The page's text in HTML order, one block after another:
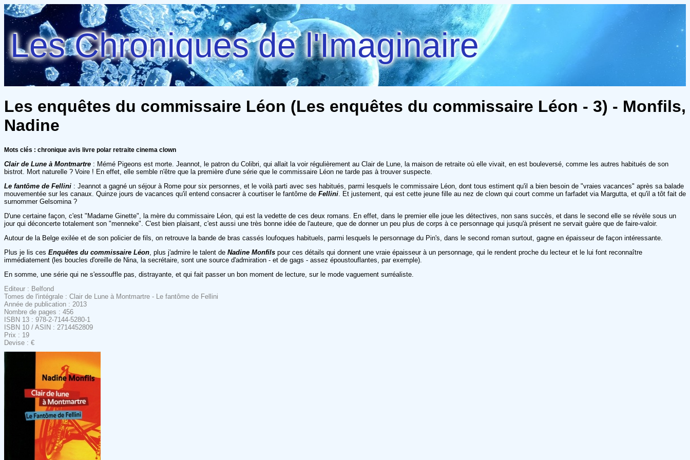
Les Chroniques de l'Imaginaire
Les enquêtes du commissaire Léon (Les enquêtes du commissaire Léon - 3) - Monfils,
Nadine
Mots clés : chronique avis livre polar retraite cinema clown
Clair de Lune à Montmartre : Mémé Pigeons est morte. Jeannot, le patron du Colibri, qui allait la voir régulièrement au Clair de Lune, la maison de retraite où elle vivait, en est bouleversé, comme les autres habitués de son
bistrot. Mort naturelle ? Voire ! En effet, elle semble n'être que la première d'une série que le commissaire Léon ne tarde pas à trouver suspecte.
Le fantôme de Fellini : Jeannot a gagné un séjour à Rome pour six personnes, et le voilà parti avec ses habitués, parmi lesquels le commissaire Léon, dont tous estiment qu'il a bien besoin de "vraies vacances" après sa balade
mouvementée sur les canaux. Quinze jours de vacances qu'il entend consacrer à courtiser le fantôme de Fellini . Et justement, qui est cette jeune fille au nez de clown qui court comme un farfadet via Margutta, et qu'il a tôt fait de
surnommer Gelsomina ?
D'une certaine façon, c'est "Madame Ginette", la mère du commissaire Léon, qui est la vedette de ces deux romans. En effet, dans le premier elle joue les détectives, non sans succès, et dans le second elle se révèle sous un
jour qui déconcerte totalement son "menneke". C'est bien plaisant, c'est aussi une très bonne idée de l'auteure, que de donner un peu plus de corps à ce personnage qui jusqu'à présent ne servait guère que de faire-valoir.
Autour de la Belge exilée et de son policier de fils, on retrouve la bande de bras cassés loufoques habituels, parmi lesquels le personnage du Pin's, dans le second roman surtout, gagne en épaisseur de façon intéressante.
Plus je lis ces Enquêtes du commissaire Léon , plus j'admire le talent de Nadine Monfils pour ces détails qui donnent une vraie épaisseur à un personnage, qui le rendent proche du lecteur et le lui font reconnaître
immédiatement (les boucles d'oreille de Nina, la secrétaire, sont une source d'admiration - et de gags - assez époustouflantes, par exemple).
En somme, une série qui ne s'essouffle pas, distrayante, et qui fait passer un bon moment de lecture, sur le mode vaguement surréaliste.
Editeur : Belfond
Tomes de l'intégrale : Clair de Lune à Montmartre - Le fantôme de Fellini
Année de publication : 2013
Nombre de pages : 456
ISBN 13 : 978-2-7144-5280-1
ISBN 10 / ASIN : 2714452809
Prix : 19
Devise : €